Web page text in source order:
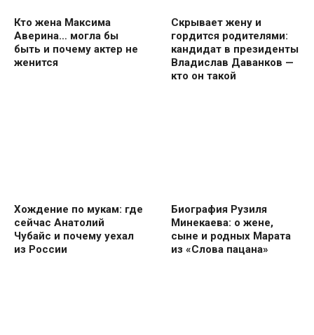
Кто жена Максима
Аверина… могла бы
быть и почему актер не
женится
Скрывает жену и
гордится родителями:
кандидат в президенты
Владислав Даванков —
кто он такой
Хождение по мукам: где
сейчас Анатолий
Чубайс и почему уехал
из России
Биография Рузиля
Минекаева: о жене,
сыне и родных Марата
из «Слова пацана»